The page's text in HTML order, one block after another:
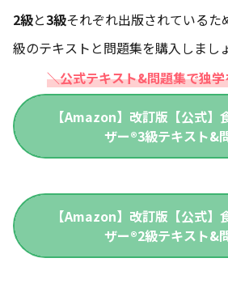
2級と3級それぞれ出版されているた
級のテキストと問題集を購入しまし
＼公式テキスト&問題集で独
【Amazon】改訂版【公式】
ザー®3級テキスト&
【Amazon】改訂版【公式】
ザー®2級テキスト&